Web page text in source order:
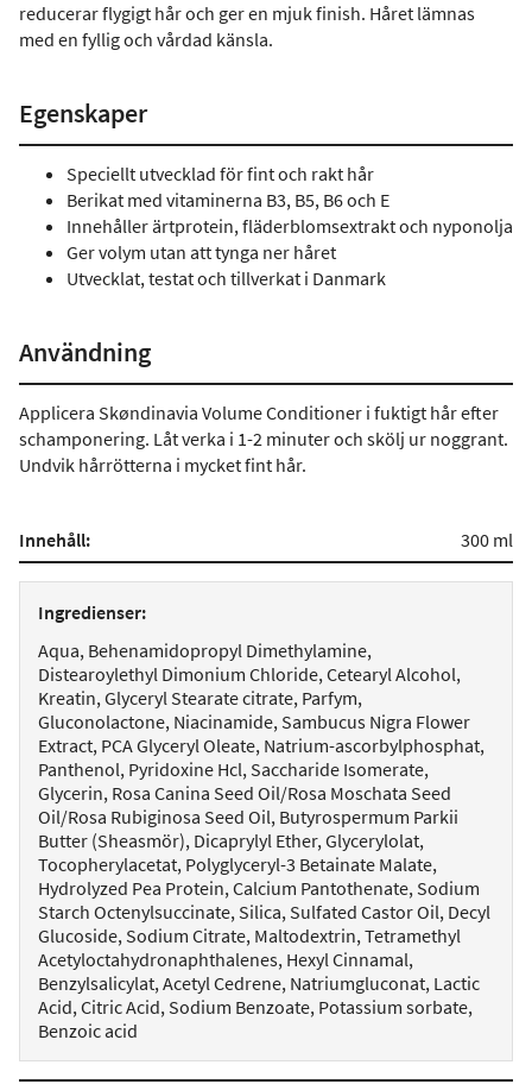
reducerar flygigt hår och ger en mjuk finish. Håret lämnas
med en fyllig och vårdad känsla.
Egenskaper
Speciellt utvecklad för fint och rakt hår
Berikat med vitaminerna B3, B5, B6 och E
Innehåller ärtprotein, fläderblomsextrakt och nyponolja
Ger volym utan att tynga ner håret
Utvecklat, testat och tillverkat i Danmark
Användning
Applicera Skøndinavia Volume Conditioner i fuktigt hår efter
schamponering. Låt verka i 1-2 minuter och skölj ur noggrant.
Undvik hårrötterna i mycket fint hår.
Innehåll: 300 ml
Ingredienser:
Aqua, Behenamidopropyl Dimethylamine,
Distearoylethyl Dimonium Chloride, Cetearyl Alcohol,
Kreatin, Glyceryl Stearate citrate, Parfym,
Gluconolactone, Niacinamide, Sambucus Nigra Flower
Extract, PCA Glyceryl Oleate, Natrium-ascorbylphosphat,
Panthenol, Pyridoxine Hcl, Saccharide Isomerate,
Glycerin, Rosa Canina Seed Oil/Rosa Moschata Seed
Oil/Rosa Rubiginosa Seed Oil, Butyrospermum Parkii
Butter (Sheasmör), Dicaprylyl Ether, Glycerylolat,
Tocopherylacetat, Polyglyceryl-3 Betainate Malate,
Hydrolyzed Pea Protein, Calcium Pantothenate, Sodium
Starch Octenylsuccinate, Silica, Sulfated Castor Oil, Decyl
Glucoside, Sodium Citrate, Maltodextrin, Tetramethyl
Acetyloctahydronaphthalenes, Hexyl Cinnamal,
Benzylsalicylat, Acetyl Cedrene, Natriumgluconat, Lactic
Acid, Citric Acid, Sodium Benzoate, Potassium sorbate,
Benzoic acid